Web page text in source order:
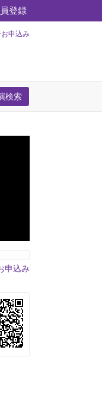
登録
申込み
検索
申込み